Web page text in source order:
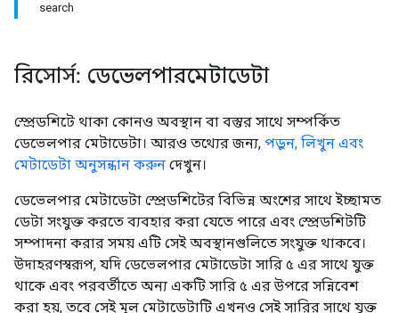
search
রিসোর্স: ডেভেলপারমেটাডেটা
স্প্রেডশিটে থাকা কোনও অবস্থান বা বস্তুর সাথে সম্পর্কিত
ডেভেলপার মেটাডেটা। আরও তথ্যের জন্য, পড়ুন, লিখুন এবং
মেটাডেটা অনুসন্ধান করুন দেখুন।
ডেভেলপার মেটাডেটা স্প্রেডশিটের বিভিন্ন অংশের সাথে ইচ্ছামত
ডেটা সংযুক্ত করতে ব্যবহার করা যেতে পারে এবং স্প্রেডশিটটি
সম্পাদনা করার সময় এটি সেই অবস্থানগুলিতে সংযুক্ত থাকবে।
উদাহরণস্বরূপ, যদি ডেভেলপার মেটাডেটা সারি ৫ এর সাথে যুক্ত
থাকে এবং পরবর্তীতে অন্য একটি সারি ৫ এর উপরে সন্নিবেশ
করা হয়, তবে সেই মূল মেটাডেটাটি এখনও সেই সারির সাথে যুক্ত